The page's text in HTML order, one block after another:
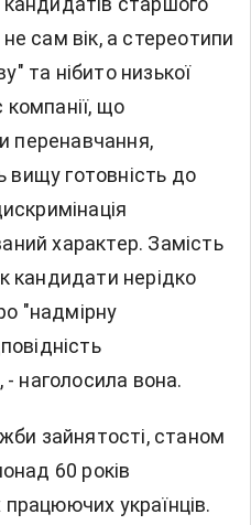
сам вік, а стереотипи
та нібито низької
що
перенавчання,
готовність до
характер. Замість
кандидати нерідко
"надмірну
- наголосила вона.
зайнятості, станом
60 років
українців.